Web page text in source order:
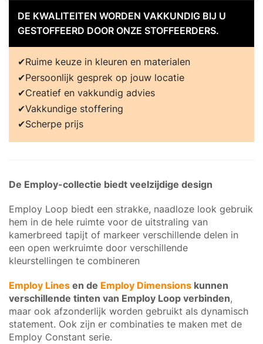
DE KWALITEITEN WORDEN VAKKUNDIG BIJ U
GESTOFFEERD DOOR ONZE STOFFEERDERS.
Ruime keuze in kleuren en materialen
Persoonlijk gesprek op jouw locatie
Creatief en vakkundig advies
Vakkundige stoffering
Scherpe prijs
De Employ-collectie biedt veelzijdige design
Employ Loop biedt een strakke, naadloze look gebruik
hem in de hele ruimte voor de uitstraling van
kamerbreed tapijt of markeer verschillende delen in
een open werkruimte door verschillende
kleurstellingen te combineren
Employ Lines en de Employ Dimensions kunnen
verschillende tinten van Employ Loop verbinden,
maar ook afzonderlijk worden gebruikt als dynamisch
statement. Ook zijn er combinaties te maken met de
Employ Constant serie.